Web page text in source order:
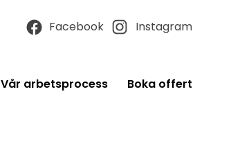
Facebook Instagram
Vår arbetsprocess Boka offert